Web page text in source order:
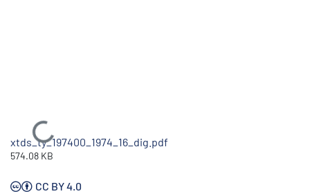
Ladataan...
xtds_ty_197400_1974_16_dig.pdf
574.08 KB
CC BY 4.0